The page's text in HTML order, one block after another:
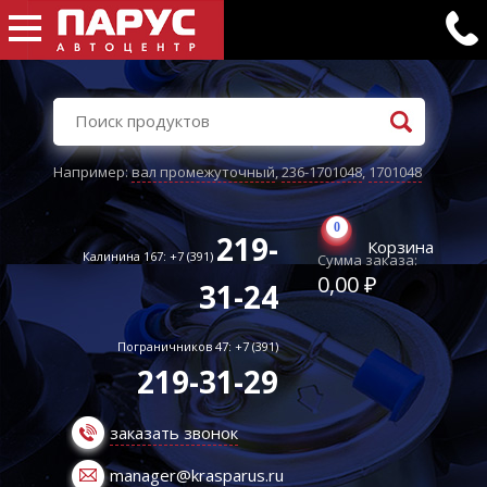
Например:вал промежуточный,236-1701048,1701048
Калинина 167: +7 (391) 219-
31-24
Пограничников 47: +7 (391)
219-31-29
заказать звонок
manager@krasparus.ru
0
Корзина
Сумма заказа:
0,00 ₽